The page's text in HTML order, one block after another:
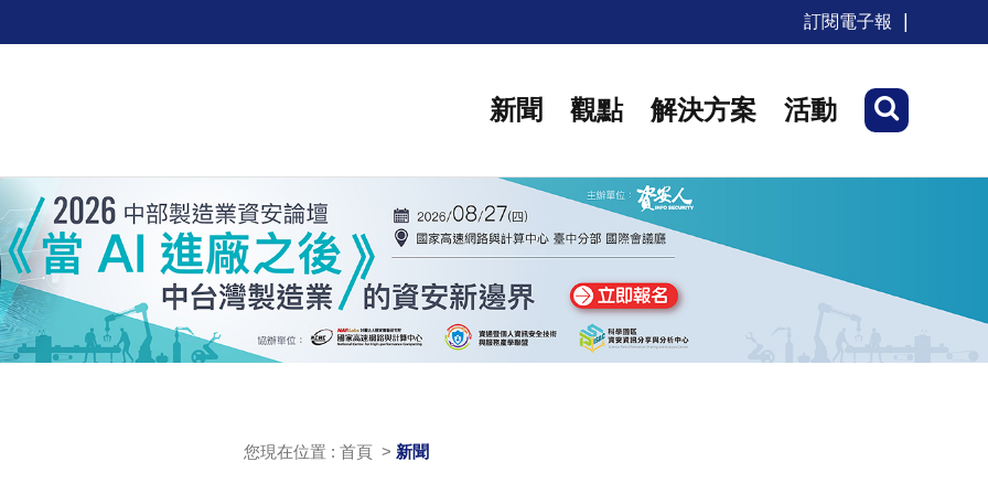
訂閱電子報
新聞 觀點 解決方案 活動
您現在位置 : 首頁 > 新聞